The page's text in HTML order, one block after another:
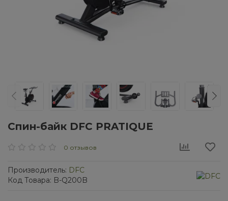
Спин-байк DFC PRATIQUE
0 отзывов
Производитель: DFC
Код Товара: B-Q200B